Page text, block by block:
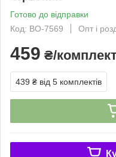
Готово до відправки
Код: BO-7569
Опт і
459 ₴/
439 ₴ від 5 комплектів